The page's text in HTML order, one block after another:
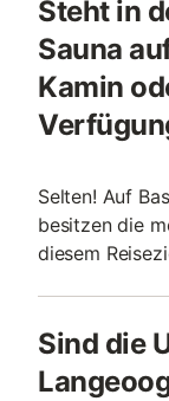
Steht in
Sauna
Kamin
Selten! Auf
besitzen die
diesem
Sind die